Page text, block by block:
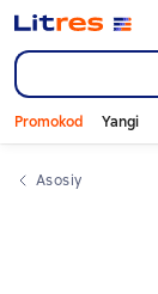
Promokod Yangi
Asosiy
Слайдер с